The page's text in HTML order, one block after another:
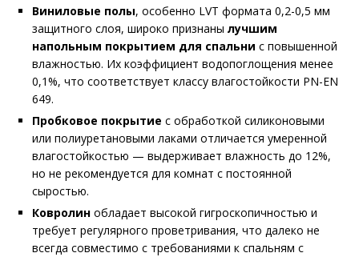
Виниловые полы, особенно LVT формата 0,2-0,5 мм
защитного слоя, широко признаны лучшим
напольным покрытием для спальни с повышенной
влажностью. Их коэффициент водопоглощения менее
0,1%, что соответствует классу влагостойкости PN-EN
649.
Пробковое покрытие с обработкой силиконовыми
или полиуретановыми лаками отличается умеренной
влагостойкостью — выдерживает влажность до 12%,
но не рекомендуется для комнат с постоянной
сыростью.
Ковролин обладает высокой гигроскопичностью и
требует регулярного проветривания, что далеко не
всегда совместимо с требованиями к спальням с